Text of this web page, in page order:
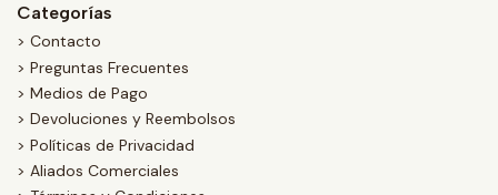
Categorías
> Contacto
> Preguntas Frecuentes
> Medios de Pago
> Devoluciones y Reembolsos
> Políticas de Privacidad
> Aliados Comerciales